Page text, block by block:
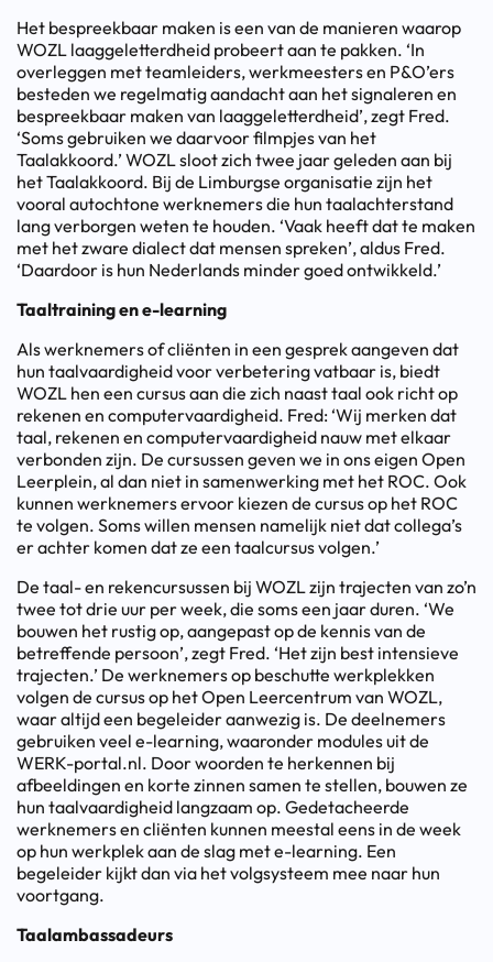
Het bespreekbaar maken is een van de manieren waarop
WOZL laaggeletterdheid probeert aan te pakken. ‘In
overleggen met teamleiders, werkmeesters en P&O’ers
besteden we regelmatig aandacht aan het signaleren en
bespreekbaar maken van laaggeletterdheid’, zegt Fred.
‘Soms gebruiken we daarvoor filmpjes van het
Taalakkoord.’ WOZL sloot zich twee jaar geleden aan bij
het Taalakkoord. Bij de Limburgse organisatie zijn het
vooral autochtone werknemers die hun taalachterstand
lang verborgen weten te houden. ‘Vaak heeft dat te maken
met het zware dialect dat mensen spreken’, aldus Fred.
‘Daardoor is hun Nederlands minder goed ontwikkeld.’
Taaltraining en e-learning
Als werknemers of cliënten in een gesprek aangeven dat
hun taalvaardigheid voor verbetering vatbaar is, biedt
WOZL hen een cursus aan die zich naast taal ook richt op
rekenen en computervaardigheid. Fred: ‘Wij merken dat
taal, rekenen en computervaardigheid nauw met elkaar
verbonden zijn. De cursussen geven we in ons eigen Open
Leerplein, al dan niet in samenwerking met het ROC. Ook
kunnen werknemers ervoor kiezen de cursus op het ROC
te volgen. Soms willen mensen namelijk niet dat collega’s
er achter komen dat ze een taalcursus volgen.’
De taal- en rekencursussen bij WOZL zijn trajecten van zo’n
twee tot drie uur per week, die soms een jaar duren. ‘We
bouwen het rustig op, aangepast op de kennis van de
betreffende persoon’, zegt Fred. ‘Het zijn best intensieve
trajecten.’ De werknemers op beschutte werkplekken
volgen de cursus op het Open Leercentrum van WOZL,
waar altijd een begeleider aanwezig is. De deelnemers
gebruiken veel e-learning, waaronder modules uit de
WERK-portal.nl. Door woorden te herkennen bij
afbeeldingen en korte zinnen samen te stellen, bouwen ze
hun taalvaardigheid langzaam op. Gedetacheerde
werknemers en cliënten kunnen meestal eens in de week
op hun werkplek aan de slag met e-learning. Een
begeleider kijkt dan via het volgsysteem mee naar hun
voortgang.
Taalambassadeurs